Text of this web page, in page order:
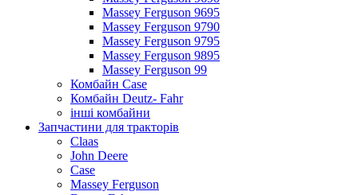
Massey Ferguson 9695
Massey Ferguson 9790
Massey Ferguson 9795
Massey Ferguson 9895
Massey Ferguson 99
Комбайн Case
Комбайн Deutz- Fahr
інші комбайни
Запчастини для тракторів
Claas
John Deere
Case
Massey Ferguson